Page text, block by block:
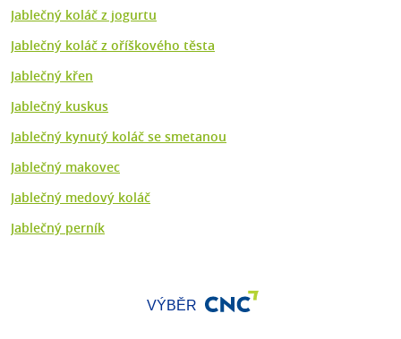
Jablečný koláč z jogurtu
Jablečný koláč z oříškového těsta
Jablečný křen
Jablečný kuskus
Jablečný kynutý koláč se smetanou
Jablečný makovec
Jablečný medový koláč
Jablečný perník
VÝBĚR